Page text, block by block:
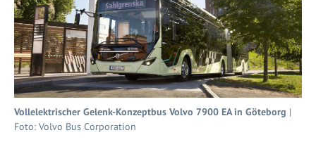
Vollelektrischer Gelenk-Konzeptbus Volvo 7900 EA in Göteborg |
Foto: Volvo Bus Corporation